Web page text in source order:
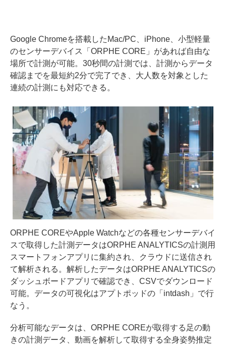
Google Chromeを搭載したMac/PC、iPhone、小型軽量
のセンサーデバイス「ORPHE CORE」があれば自由な
場所で計測が可能。30秒間の計測では、計測からデータ
確認までを最短約2分で完了でき、大人数を対象とした
連続の計測にも対応できる。
ORPHE COREやApple Watchなどの各種センサーデバイ
スで取得した計測データはORPHE ANALYTICSの計測用
スマートフォンアプリに集約され、クラウドに送信され
て解析される。解析したデータはORPHE ANALYTICSの
ダッシュボードアプリで確認でき、CSVでダウンロード
可能。データの可視化はアプトポッドの「intdash」で行
なう。
分析可能なデータは、ORPHE COREが取得する足の動
きの計測データ、動画を解析して取得する全身姿勢推定